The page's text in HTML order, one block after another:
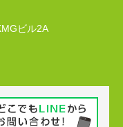
ビル2A